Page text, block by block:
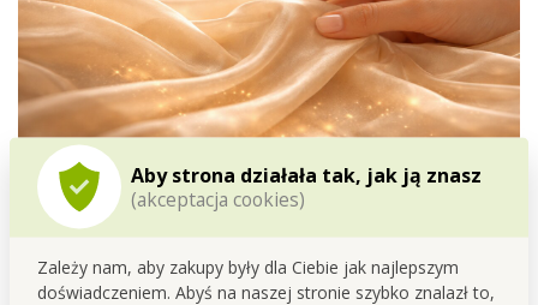
Aby strona działała tak, jak ją znasz
(akceptacja cookies)
Zależy nam, aby zakupy były dla Ciebie jak najlepszym
doświadczeniem. Abyś na naszej stronie szybko znalazł to,
Odświeżacze mają
tylko do powietrza. Możesz sprawić, by
otuliły
zapachemrównieżręczniki, zasłony, ale takżeubrania